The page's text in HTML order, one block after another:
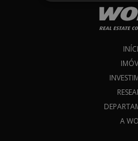
Eu concordo com os
A